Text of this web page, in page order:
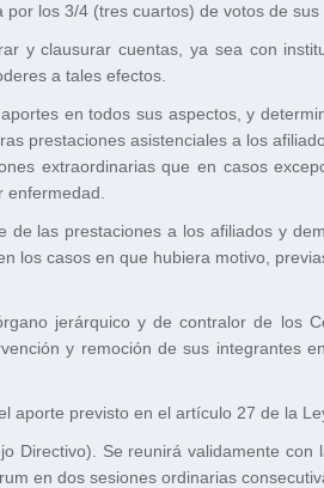
los 3/4 (tres cuartos) de votos de
y clausurar cuentas, ya sea con
a tales efectos.
en todos sus aspectos, y
prestaciones asistenciales a los
extraordinarias que en casos
de las prestaciones a los afiliados y
los casos en que hubiera motivo,
jerárquico y de contralor de los
y remoción de sus integrantes
aporte previsto en el artículo 27 de la
Directivo). Se reunirá validamente
en dos sesiones ordinarias